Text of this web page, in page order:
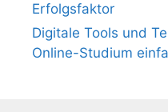
Erfolgsfaktor
Digitale Tools und
Online-Studium